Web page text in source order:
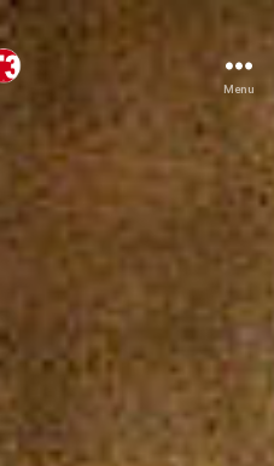
expeditions
Menu